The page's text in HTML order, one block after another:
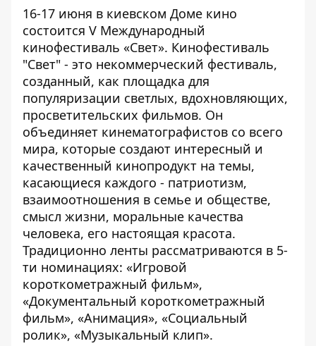
16-17 июня в киевском Доме кино
состоится V Международный
кинофестиваль «Свет». Кинофестиваль
"Свет" - это некоммерческий фестиваль,
созданный, как площадка для
популяризации светлых, вдохновляющих,
просветительских фильмов. Он
объединяет кинематографистов со всего
мира, которые создают интересный и
качественный кинопродукт на темы,
касающиеся каждого - патриотизм,
взаимоотношения в семье и обществе,
смысл жизни, моральные качества
человека, его настоящая красота.
Традиционно ленты рассматриваются в 5-
ти номинациях: «Игровой
короткометражный фильм»,
«Документальный короткометражный
фильм», «Анимация», «Социальный
ролик», «Музыкальный клип».